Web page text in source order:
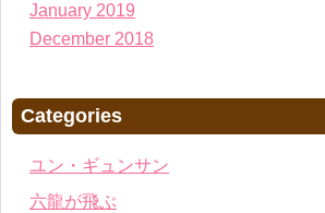
January 2019
December 2018
Categories
ユン・ギュンサン
六龍が飛ぶ